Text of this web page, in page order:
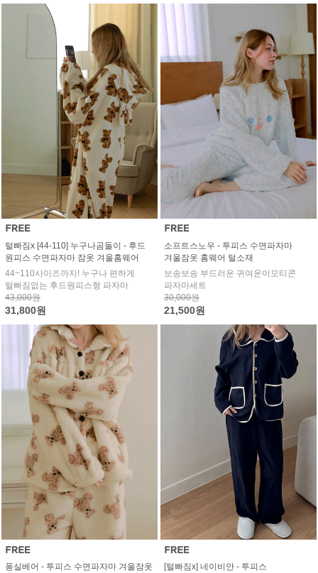
털빠짐x [44-110] 누구나곰돌이 - 후드
원피스 수면파자마 잠옷 겨울홈웨어
44~110사이즈까지! 누구나 편하게
털빠짐없는 후드원피스형 파자마
43,000원
31,800원
소프트스노우 - 투피스 수면파자마
겨울잠옷 홈웨어 털소재
보송보송 부드러운 귀여운이모티콘
파자마세트
30,000원
21,500원
퐁실베어 - 투피스 수면파자마 겨울잠옷
[털빠짐x] 네이비안 - 투피스